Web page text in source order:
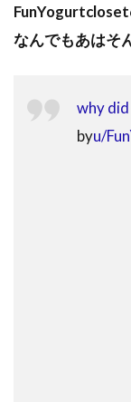
なんでもあはそ
why
byu/